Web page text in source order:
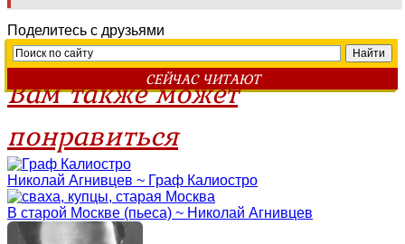
Поделитесь с друзьями
СЕЙЧАС ЧИТАЮТ
Вам также может
понравиться
Николай Агнивцев ~ Граф Калиостро
В старой Москве (пьеса) ~ Николай Агнивцев